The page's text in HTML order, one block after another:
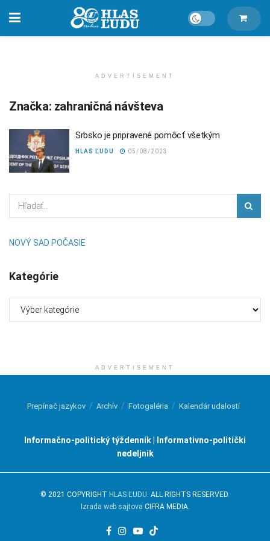
ADVERTISEMENT
Značka: zahraničná návšteva
Srbsko je pripravené pomôcť všetkým
HLAS ĽUDU 05/08/2023
NOVÝ SAD POČASIE
Kategórie
ADVERTISEMENT
Prepínač jazykov Archív Fotogaléria Kalendár udalostí
Informačno-politický týždenník | Informativno-politički
nedeljnik
© 2021 COPYRIGHT HLAS ĽUDU . ALL RIGHTS RESERVED.
Izrada web sajtova CIFRA MEDIA.